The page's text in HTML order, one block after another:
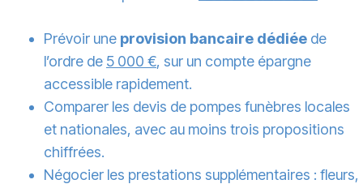
Prévoir une provision bancaire dédiée de
l’ordre de 5 000 €, sur un compte épargne
accessible rapidement.
Comparer les devis de pompes funèbres locales
et nationales, avec au moins trois propositions
chiffrées.
Négocier les prestations supplémentaires : fleurs,